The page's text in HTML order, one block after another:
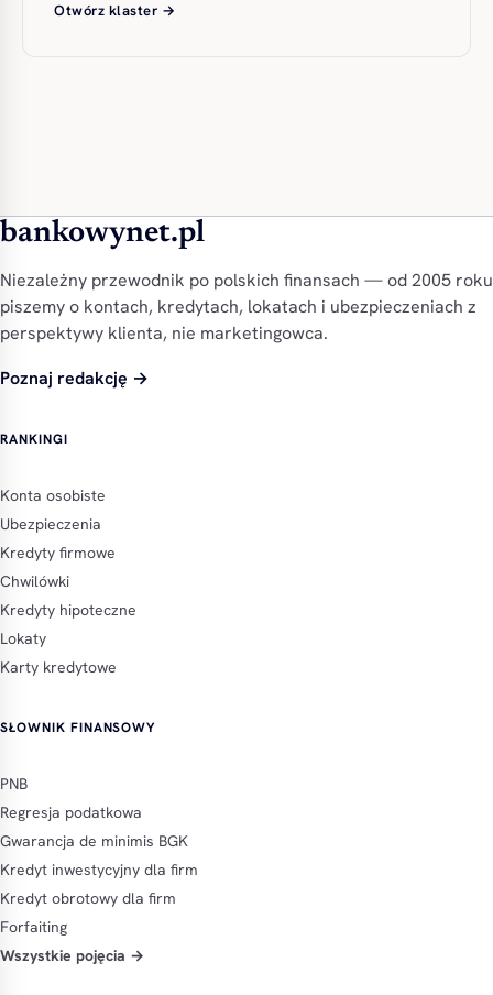
Otwórz klaster →
bankowynet.pl
Niezależny przewodnik po polskich finansach — od 2005 roku
piszemy o kontach, kredytach, lokatach i ubezpieczeniach z
perspektywy klienta, nie marketingowca.
Poznaj redakcję →
RANKINGI
Konta osobiste
Ubezpieczenia
Kredyty firmowe
Chwilówki
Kredyty hipoteczne
Lokaty
Karty kredytowe
SŁOWNIK FINANSOWY
PNB
Regresja podatkowa
Gwarancja de minimis BGK
Kredyt inwestycyjny dla firm
Kredyt obrotowy dla firm
Forfaiting
Wszystkie pojęcia →